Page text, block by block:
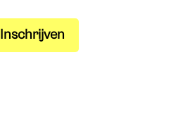
Inschrijven